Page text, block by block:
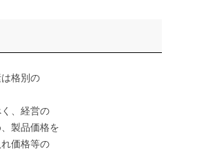
格別の
、経営の
製品価格を
価格等の